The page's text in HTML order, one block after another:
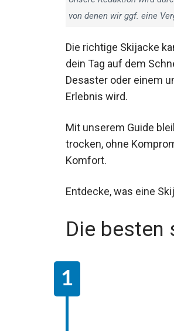
von denen wir ggf. eine
Die richtige Skijacke
dein Tag auf dem
Desaster oder einem
Erlebnis wird.
Mit unserem Guide
trocken, ohne
Komfort.
Entdecke, was eine
Die besten